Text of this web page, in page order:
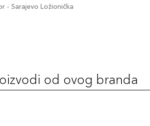
- Sarajevo Ložionička
od ovog branda